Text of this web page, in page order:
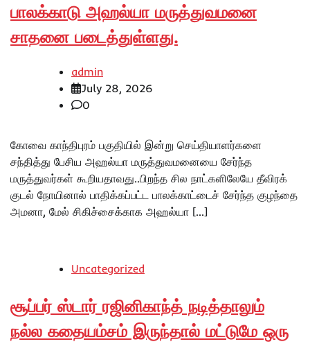
பாலக்காடு அஹல்யா மருத்துவமனை
சாதனை படைத்துள்ளது.
admin
July 28, 2026
0
கோவை காந்திபுரம் பகுதியில் இன்று செய்தியாளர்களை
சந்தித்து பேசிய அஹல்யா மருத்துவமனையை சேர்ந்த
மருத்துவர்கள் கூறியதாவது..பிறந்த சில நாட்களிலேயே தீவிரக்
குடல் நோயினால் பாதிக்கப்பட்ட பாலக்காட்டைச் சேர்ந்த குழந்தை
அமனா, மேல் சிகிச்சைக்காக அஹல்யா […]
Uncategorized
சூப்பர் ஸ்டார் ரஜினிகாந்த் நடித்தாலும்
நல்ல கதையம்சம் இருந்தால் மட்டுமே ஒரு